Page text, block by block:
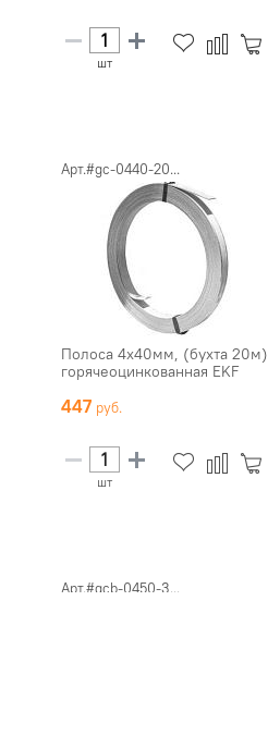
шт
Арт.#gc-0440-20...
Полоса 4х40мм, (бухта 20м)
горячеоцинкованная EKF
447
шт
Арт.#gcb-0450-3...